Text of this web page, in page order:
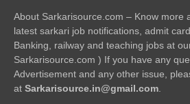
About Sarkarisource.com – Know more
latest sarkari job notifications, admit
Banking, railway and teaching jobs at
Sarkarisource.com ) If you have any
Advertisement and any other issue,
at Sarkarisource.in@gmail.com